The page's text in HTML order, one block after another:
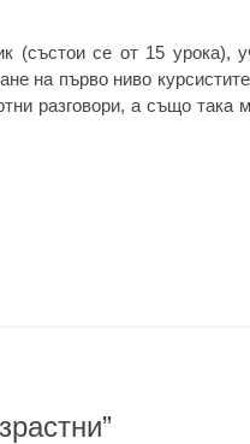
(състои се от 15 урока),
на първо ниво
разговори, а също така
”